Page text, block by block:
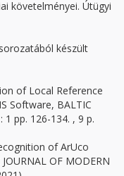
követelményei. Útügyi
készült
of Local Reference
Software, BALTIC
1 pp. 126-134. , 9 p.
of ArUco
OF MODERN